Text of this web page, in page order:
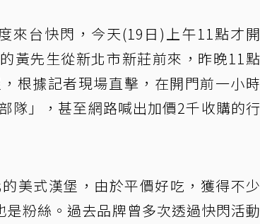
來台快閃，今天(19日)上午11點才開
黃先生從新北市新莊前來，昨晚11點
根據記者現場直擊，在開門前一小時
隊」，甚至網路喊出加價2千收購的行
美式漢堡，由於平價好吃，獲得不少
是粉絲。過去品牌曾多次透過快閃活動